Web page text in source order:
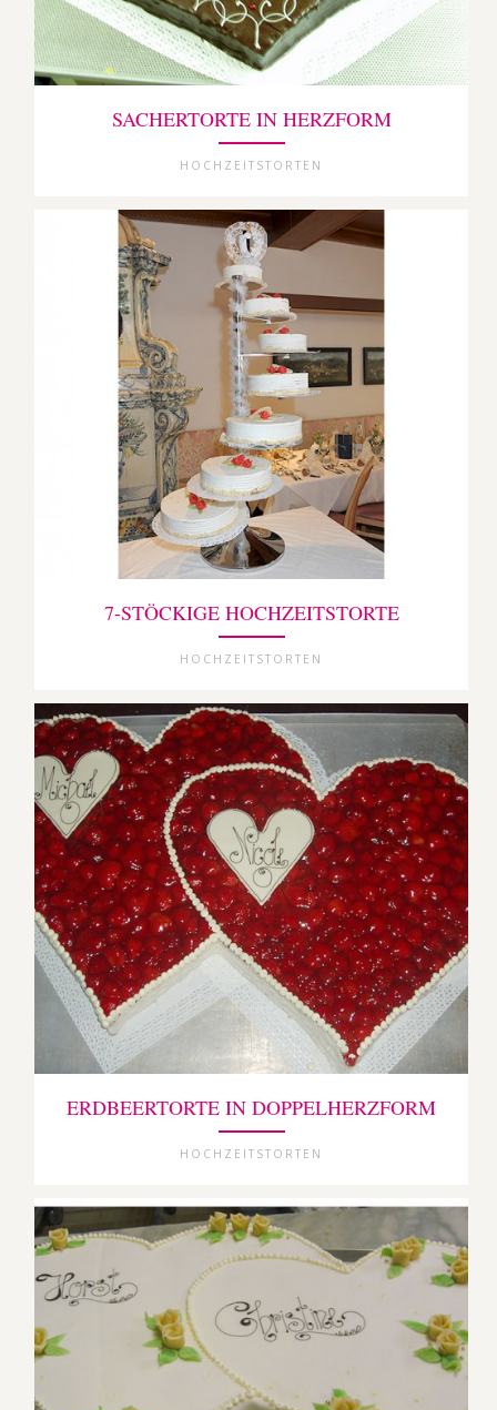
SACHERTORTE IN HERZFORM
HOCHZEITSTORTEN
7-STÖCKIGE HOCHZEITSTORTE
HOCHZEITSTORTEN
ERDBEERTORTE IN DOPPELHERZFORM
HOCHZEITSTORTEN